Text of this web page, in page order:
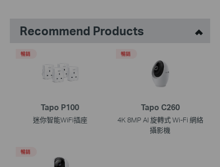
Recommend Products
Tapo P100
迷你智能WiFi插座
暢銷
Tapo C260
4K 8MP AI 旋轉式 Wi-Fi 網絡
攝影機
暢銷
暢銷